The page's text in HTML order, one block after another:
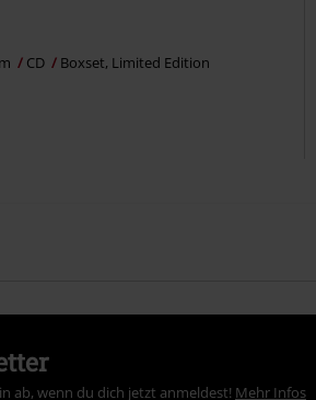
CD Boxset, Limited Edition
ab, wenn du dich jetzt anmeldest! Mehr Infos